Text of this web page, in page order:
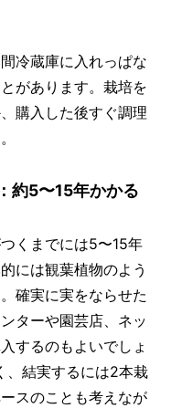
冷蔵庫に入れっぱな
があります。栽培を
購入した後すぐ調理
約5〜15年かかる
くまでには5〜15年
には観葉植物のよう
確実に実をならせた
ターや園芸店、ネッ
するのもよいでしょ
、結実するには2本栽
スのことも考えなが